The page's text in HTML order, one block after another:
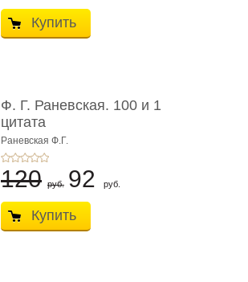
Купить
Ф. Г. Раневская. 100 и 1
цитата
Раневская Ф.Г.
120 руб. 92 руб.
Купить